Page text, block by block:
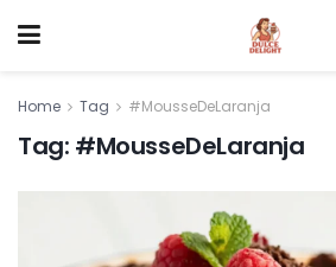
Home Tag #MousseDeLaranja
Tag: #MousseDeLaranja